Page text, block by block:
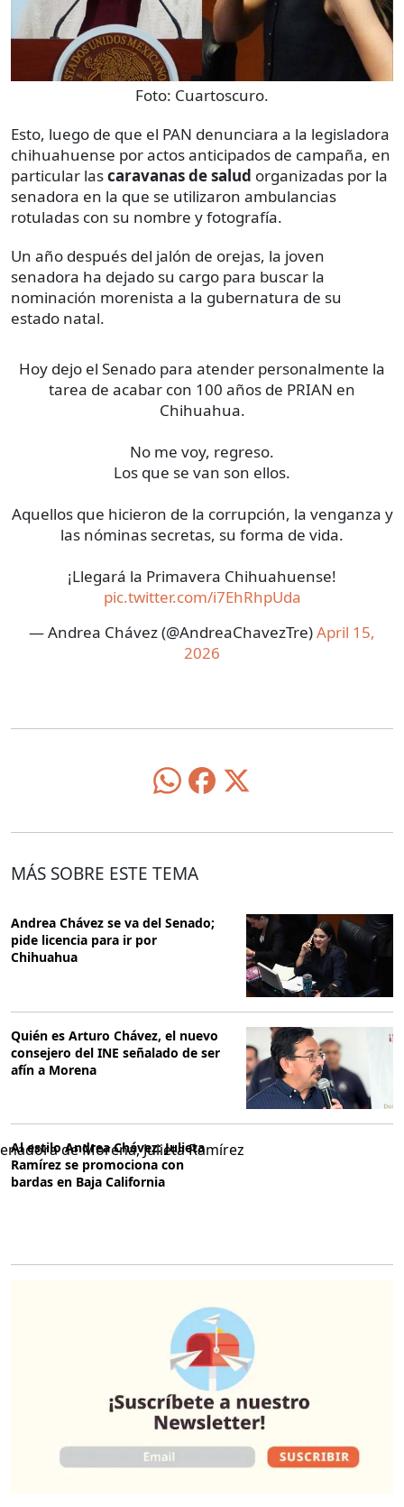
Foto: Cuartoscuro.
Esto, luego de que el PAN denunciara a la legisladora
chihuahuense por actos anticipados de campaña, en
particular lascaravanas de salud organizadas por la
senadora en la que se utilizaron ambulancias
rotuladas con su nombre y fotografía.
Un año después del jalón de orejas, la joven
senadora ha dejado su cargo para buscar la
nominación morenista a la gubernatura de su
estado natal.
Hoy dejo el Senado para atender personalmente la
tarea de acabar con 100 años de PRIAN en
Chihuahua.
No me voy, regreso.
Los que se van son ellos.
Aquellos que hicieron de la corrupción, la venganza y
las nóminas secretas, su forma de vida.
¡Llegará la Primavera Chihuahuense!
pic.twitter.com/i7EhRhpUda
— Andrea Chávez (@AndreaChavezTre)April 15,
2026
MÁS SOBRE ESTE TEMA
Andrea Chávez se va del Senado;
pide licencia para ir por
Chihuahua
Quién es Arturo Chávez, el nuevo
consejero del INE señalado de ser
afín a Morena
Al estilo Andrea Chávez: Julieta
Ramírez se promociona con
bardas en Baja California